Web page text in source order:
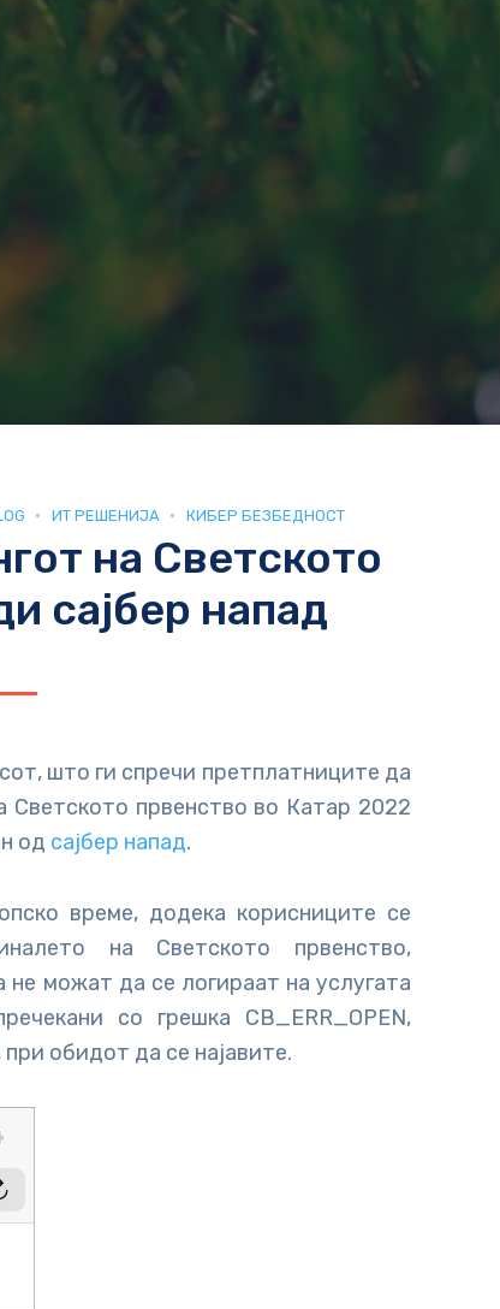
ИТ РЕШЕНИЈА КИБЕР БЕЗБЕДНОСТ
на Светското
сајбер напад
што ги спречи претплатниците да
Светското првенство во Катар 2022
од сајбер напад.
време, додека корисниците се
на Светското првенство,
не можат да се логираат на услугата
со грешка CB_ERR_OPEN,
обидот да се најавите.